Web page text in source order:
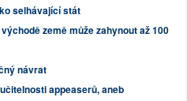
selhávající stát
země může zahynout až 100
návrat
appeaserů, aneb